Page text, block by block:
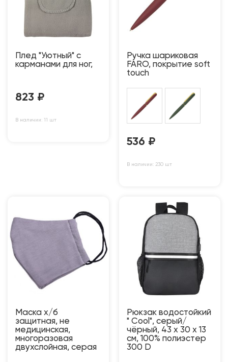
Плед "Уютный" с
карманами для ног,
823 ₽
В наличии: 11 шт
Ручка шариковая
FARO, покрытие soft
touch
536 ₽
В наличии: 230 шт
Маска х/б
защитная, не
медицинская,
многоразовая
двухслойная, серая
Рюкзак водостойкий
" Cool", серый/
чёрный, 43 x 30 x 13
см, 100% полиэстер
300 D